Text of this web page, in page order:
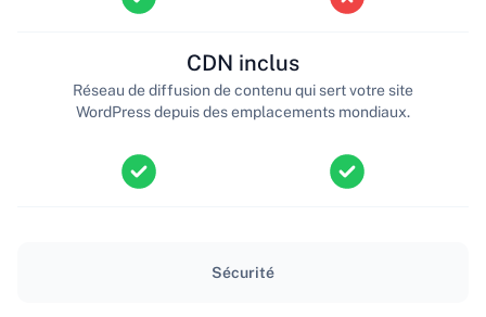
CDN inclus
Réseau de diffusion de contenu qui sert votre site
WordPress depuis des emplacements mondiaux.
Sécurité